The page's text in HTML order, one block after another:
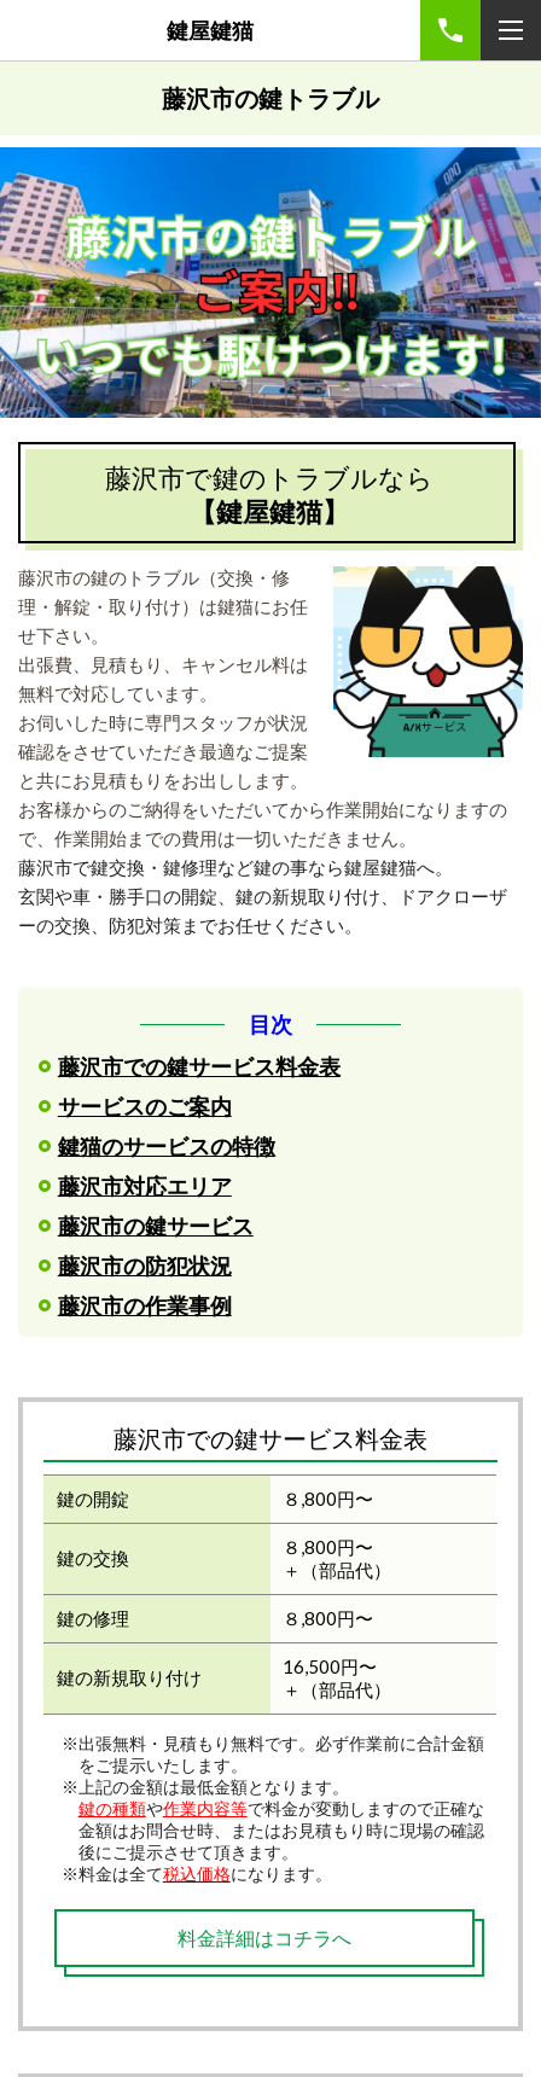
鍵屋鍵猫
藤沢市の鍵トラブル
藤沢市で鍵のトラブルなら
【鍵屋鍵猫】
藤沢市の鍵のトラブル（交換・修
理・解錠・取り付け）は鍵猫にお任
せ下さい。
出張費、見積もり、キャンセル料は
無料で対応しています。
お伺いした時に専門スタッフが状況
確認をさせていただき最適なご提案
と共にお見積もりをお出しします。
お客様からのご納得をいただいてから作業開始になりますの
で、作業開始までの費用は一切いただきません。
藤沢市で鍵交換・鍵修理など鍵の事なら鍵屋鍵猫へ。
玄関や車・勝手口の開錠、鍵の新規取り付け、ドアクローザ
ーの交換、防犯対策までお任せください。
目次
藤沢市での鍵サービス料金表
サービスのご案内
鍵猫のサービスの特徴
藤沢市対応エリア
藤沢市の鍵サービス
藤沢市の防犯状況
藤沢市の作業事例
藤沢市での鍵サービス料金表
鍵の開錠 ８,800円〜
鍵の交換
８,800円〜
＋（部品代）
鍵の修理 ８,800円〜
鍵の新規取り付け
16,500円〜
＋（部品代）
※出張無料・見積もり無料です。必ず作業前に合計金額
をご提示いたします。
※上記の金額は最低金額となります。
鍵の種類や作業内容等で料金が変動しますので正確な
金額はお問合せ時、またはお見積もり時に現場の確認
後にご提示させて頂きます。
※料金は全て税込価格になります。
料金詳細はコチラへ